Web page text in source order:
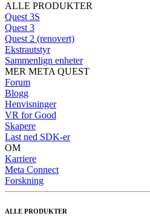
ALLE PRODUKTER
Quest 3S
Quest 3
Quest 2 (renovert)
Ekstrautstyr
Sammenlign enheter
MER META QUEST
Forum
Blogg
Henvisninger
VR for Good
Skapere
Last ned SDK-er
OM
Karriere
Meta Connect
Forskning
ALLE PRODUKTER